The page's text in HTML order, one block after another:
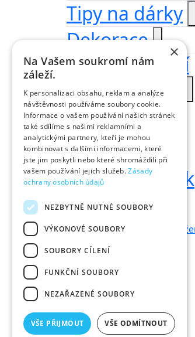
Tipy na dárky
Dekorace
Dřevěná přání
Velkoobchod
Nově přidáno
NOVÝ
Žvýkačka
tenisový míček
Kontakt
×
Na Vašem soukromí nám
záleží.
K personalizaci obsahu, reklam a analýze
návštěvnosti používáme soubory cookie.
Informace o vašem používání našich stránek
také sdílíme s našimi reklamními a
analytickými partnery, kteří je mohou
kombinovat s dalšími informacemi, které
jste jim poskytli nebo které shromáždili při
vašem používání jejich služeb.Zásady
ochrany osobních údajů
NEZBYTNĚ NUTNÉ SOUBORY
VÝKONOVÉ SOUBORY
SOUBORY CÍLENÍ
FUNKČNÍ SOUBORY
NEZAŘAZENÉ SOUBORY
VŠE PŘIJMOUT VŠE ODMÍTNOUT